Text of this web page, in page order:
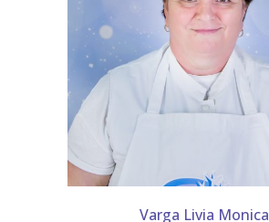
Varga Livia Monica